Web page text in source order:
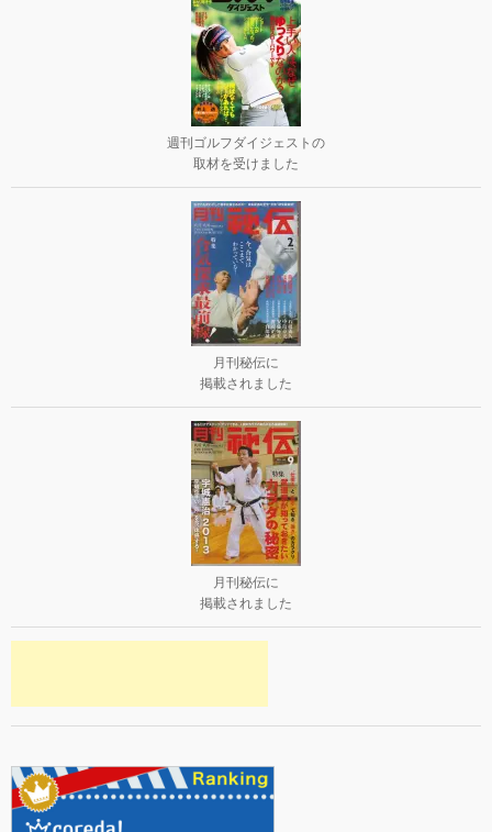
週刊ゴルフダイジェストの
取材を受けました
月刊秘伝に
掲載されました
月刊秘伝に
掲載されました